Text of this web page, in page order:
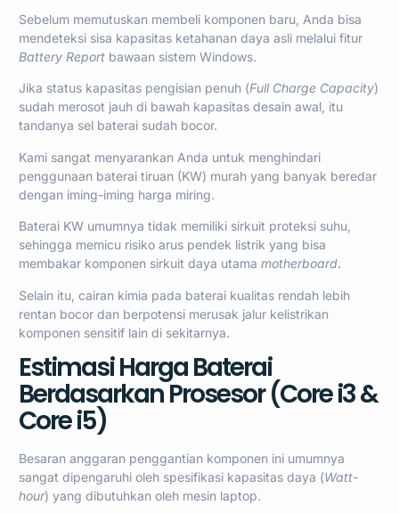
Sebelum memutuskan membeli komponen baru, Anda bisa
mendeteksi sisa kapasitas ketahanan daya asli melalui fitur
Battery Report bawaan sistem Windows.
Jika status kapasitas pengisian penuh (Full Charge Capacity)
sudah merosot jauh di bawah kapasitas desain awal, itu
tandanya sel baterai sudah bocor.
Kami sangat menyarankan Anda untuk menghindari
penggunaan baterai tiruan (KW) murah yang banyak beredar
dengan iming-iming harga miring.
Baterai KW umumnya tidak memiliki sirkuit proteksi suhu,
sehingga memicu risiko arus pendek listrik yang bisa
membakar komponen sirkuit daya utama motherboard.
Selain itu, cairan kimia pada baterai kualitas rendah lebih
rentan bocor dan berpotensi merusak jalur kelistrikan
komponen sensitif lain di sekitarnya.
Estimasi Harga Baterai
Berdasarkan Prosesor (Core i3 &
Core i5)
Besaran anggaran penggantian komponen ini umumnya
sangat dipengaruhi oleh spesifikasi kapasitas daya (Watt-
hour) yang dibutuhkan oleh mesin laptop.